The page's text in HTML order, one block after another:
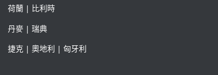
荷蘭| 比利時
丹麥| 瑞典
捷克| 奧地利 | 匈牙利